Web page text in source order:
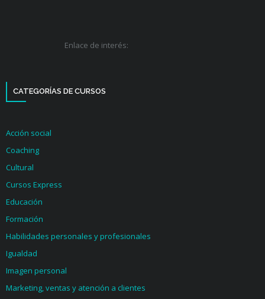
Enlace de interés:
CATEGORÍAS DE CURSOS
Acción social
Coaching
Cultural
Cursos Express
Educación
Formación
Habilidades personales y profesionales
Igualdad
Imagen personal
Marketing, ventas y atención a clientes